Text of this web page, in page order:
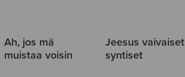
Ah, jos mä
muistaa voisin
Jeesus vaivaiset
syntiset